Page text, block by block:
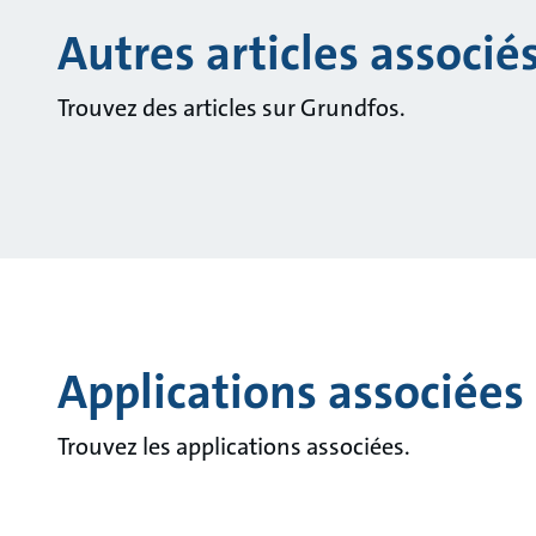
Autres articles
Trouvez des articles sur Grundfos.
Applications associées
Trouvez les applications associées.